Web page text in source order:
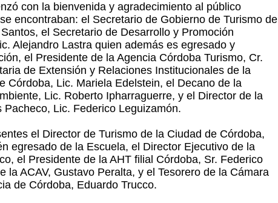
con la bienvenida y agradecimiento al público
encontraban: el Secretario de Gobierno de Turismo de
el Secretario de Desarrollo y Promoción
Alejandro Lastra quien además es egresado y
el Presidente de la Agencia Córdoba Turismo, Cr.
de Extensión y Relaciones Institucionales de la
Córdoba, Lic. Mariela Edelstein, el Decano de la
Lic. Roberto Ipharraguerre, y el Director de la
Pacheco, Lic. Federico Leguizamón.
el Director de Turismo de la Ciudad de Córdoba,
egresado de la Escuela, el Director Ejecutivo de la
el Presidente de la AHT filial Córdoba, Sr. Federico
la ACAV, Gustavo Peralta, y el Tesorero de la Cámara
de Córdoba, Eduardo Trucco.